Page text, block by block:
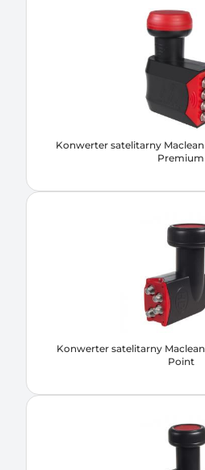
Konwerter satelitarny
Premium
Konwerter satelitarny Maclean
Point